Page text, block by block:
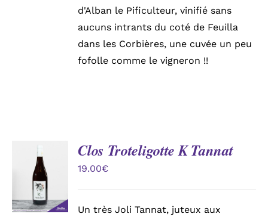
d'Alban le Pificulteur, vinifié sans
aucuns intrants du coté de Feuilla
dans les Corbières, une cuvée un peu
fofolle comme le vigneron !!
AJOUTER
AU
PANIER
/
DÉTAILS
Clos Troteligotte K Tannat
19.00€
Un très Joli Tannat, juteux aux